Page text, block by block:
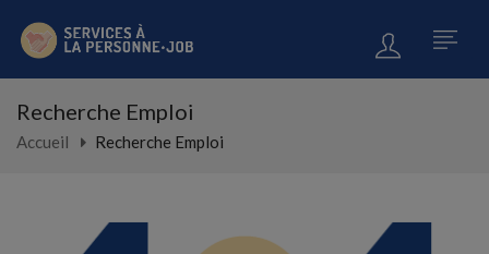
Recherche Emploi
Accueil Recherche Emploi